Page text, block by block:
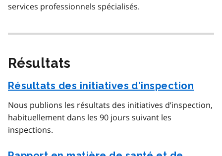
services professionnels spécialisés.
Résultats
Résultats des initiatives d’inspection
Nous publions les résultats des initiatives d’inspection,
habituellement dans les 90 jours suivant les
inspections.